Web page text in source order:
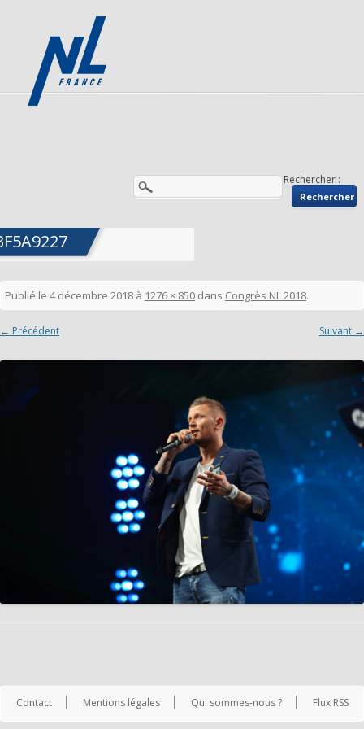
Rechercher :
Publié le 4 décembre 2018 à 1276 × 850 dans Congrès NL 2018.
← Précédent Suivant →
Contact Mentions légales Qui sommes-nous ? Flux RSS